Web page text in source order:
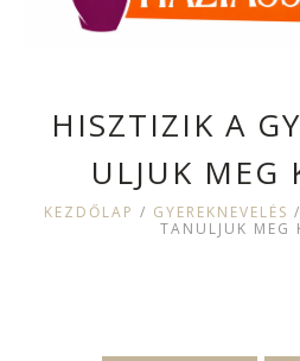
HISZTIZIK A
ULJUK MEG
KEZDŐLAP / GYEREKNEVELÉS /
TANULJUK MEG